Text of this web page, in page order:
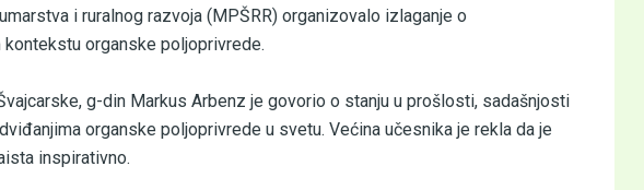
i ruralnog razvoja (MPŠRR) organizovalo izlaganje o
kontekstu organske poljoprivrede.
g-din Markus Arbenz je govorio o stanju u prošlosti, sadašnjosti
organske poljoprivrede u svetu. Većina učesnika je rekla da je
inspirativno.